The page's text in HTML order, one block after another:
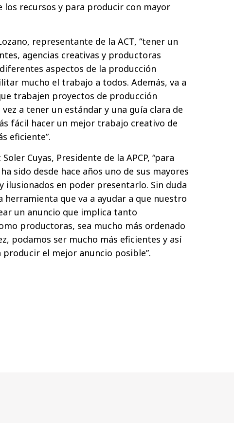
los recursos y para producir con mayor
representante de la ACT, “tener un
agencias creativas y productoras
aspectos de la producción
mucho el trabajo a todos. Además, va a
trabajen proyectos de producción
a tener un estándar y una guía clara de
fácil hacer un mejor trabajo creativo de
eficiente”.
Cuyas, Presidente de la APCP, “para
sido desde hace años uno de sus mayores
ilusionados en poder presentarlo. Sin duda
herramienta que va a ayudar a que nuestro
un anuncio que implica tanto
productoras, sea mucho más ordenado
podamos ser mucho más eficientes y así
el mejor anuncio posible”.